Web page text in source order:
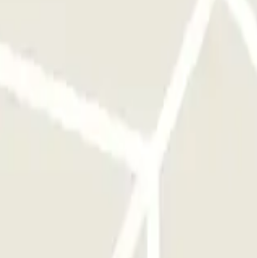
que hacer nada por tu parte. Si el lector
peatonal, utiliza el interfono que hay en la
hora, la barrera no se abrirá. No
el parking en el momento. Llegados